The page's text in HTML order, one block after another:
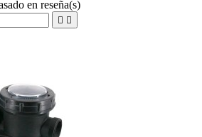
en reseña(s)
 